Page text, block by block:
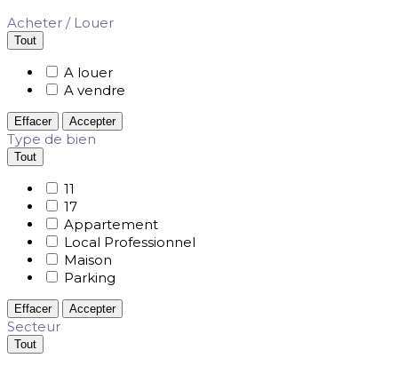
Acheter / Louer
Tout
A louer
A vendre
Effacer Accepter
Type de bien
Tout
11
17
Appartement
Local Professionnel
Maison
Parking
Effacer Accepter
Secteur
Tout